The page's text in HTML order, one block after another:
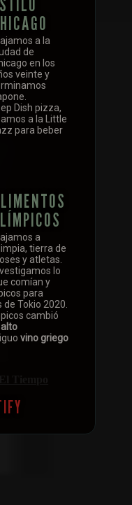
a la
de
en los
veinte y
Dish pizza,
a la Little
para beber
a
tierra de
y atletas.
lo
comían y
para
Tokio 2020.
cambió
vino griego